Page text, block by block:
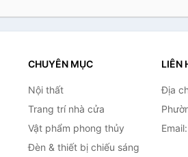
CHUYÊN MỤC
Nội thất
Trang trí nhà cửa
Vật phẩm phong thủy
Đèn & thiết bị chiếu sáng
LIÊN
Địa